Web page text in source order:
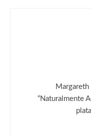
Margareth
“Naturalmente